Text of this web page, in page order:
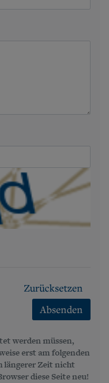
Zurücksetzen
Absenden
werden müssen,
erst am folgenden
längerer Zeit nicht
diese Seite neu!